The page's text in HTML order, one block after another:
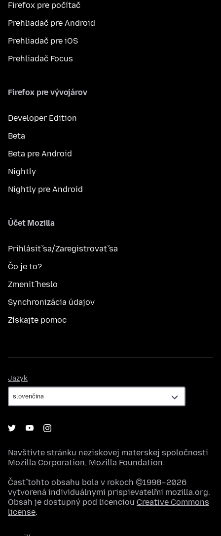
Firefox pre počítač
Prehliadač pre Android
Prehliadač pre iOS
Prehliadač Focus
Firefox pre vývojárov
Developer Edition
Beta
Beta pre Android
Nightly
Nightly pre Android
Účet Mozilla
Prihlásiť sa/Zaregistrovať sa
Čo je to?
Zmeniť heslo
Synchronizácia údajov
Získajte pomoc
Jazyk
Navštívte stránku neziskovej materskej spoločnosti
Mozilla Corporation, Mozilla Foundation.
Časť tohto obsahu bola v rokoch ©1998–2026
vytvorená individuálnymi prispievateľmi mozilla.org.
Obsah je dostupný pod licenciou Creative Commons
license.